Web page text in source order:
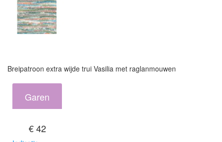
Breipatroon extra wijde trui Vasilia met raglanmouwen
Garen
€ 42